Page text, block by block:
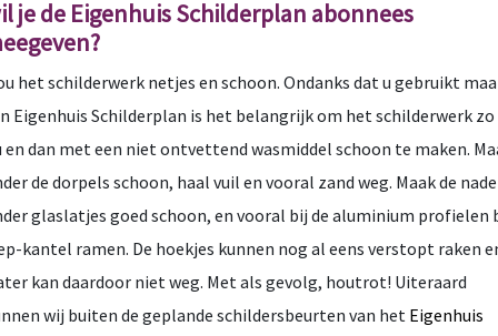
je de Eigenhuis Schilderplan abonnees
het schilderwerk netjes en schoon. Ondanks dat u gebruikt
Eigenhuis Schilderplan is het belangrijk om het schilderwerk zo
en dan met een niet ontvettend wasmiddel schoon te maken.
de dorpels schoon, haal vuil en vooral zand weg. Maak de
glaslatjes goed schoon, en vooral bij de aluminium profielen
kantel ramen. De hoekjes kunnen nog al eens verstopt raken
kan daardoor niet weg. Met als gevolg, houtrot! Uiteraard
wij buiten de geplande schildersbeurten van het Eigenhuis